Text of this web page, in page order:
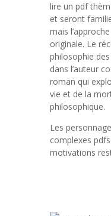
lire un pdf
et seront
mais
originale. Le
philosophie
dans l’auteur
roman qui
vie et de la
philosophique.
Les
complexes
motivations